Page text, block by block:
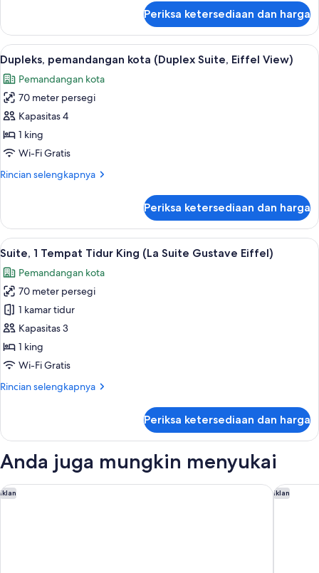
(Terrace
Eiffel
View)
Kamar,
Tempat
Tidur
King,
pemandangan
kota
(Terrace
Eiffel
View)
Periksa ketersediaan dan harga
Lihat
semua
foto
untuk
Dupleks,
pemandangan
kota
Suite,
Dupleks, pemandangan kota
16
Dupleks, pemandangan kota (Duplex Suite, Eiffel View)
Pemandangan kota
70 meter persegi
Kapasitas 4
1 king
Wi-Fi Gratis
Rincian selengkapnya
Rincian
Dupleks,
pemandangan
kota
Suite,
Eiffel
View)
Periksa ketersediaan dan harga
Lihat
semua
foto
untuk
Suite,
1
Tempat
Tidur
(La
Eiffel)
Suite, 1 Tempat Tidur King (La Suite
10
Suite, 1 Tempat Tidur King (La Suite Gustave Eiffel)
Pemandangan kota
70 meter persegi
1 kamar tidur
Kapasitas 3
1 king
Wi-Fi Gratis
Rincian selengkapnya
Rincian
Suite,
Tempat
King
(La
Periksa ketersediaan dan harga
Anda juga mungkin menyukai
Iklan
The Peninsula Paris Iklan
Disney